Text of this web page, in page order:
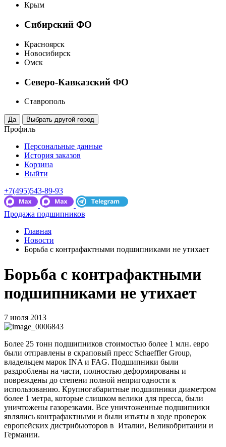
Крым
Сибирский ФО
Красноярск
Новосибирск
Омск
Северо-Кавказский ФО
Ставрополь
Профиль
Персональные данные
История заказов
Корзина
Выйти
+7(495)543-89-93
Продажа подшипников
Главная
Новости
Борьба с контрафактными подшипниками не утихает
Борьба с контрафактными
подшипниками не утихает
7 июля 2013
Более 25 тонн подшипников стоимостью более 1 млн. евро
были отправлены в скраповый пресс Schaeffler Group,
владельцем марок INA и FAG. Подшипники были
раздроблены на части, полностью деформированы и
повреждены до степени полной непригодности к
использованию. Крупногабаритные подшипники диаметром
более 1 метра, которые слишком велики для пресса, были
уничтожены газорезками. Все уничтоженные подшипники
являлись контрафактными и были изъяты в ходе проверок
европейских дистрибьюторов в Италии, Великобритании и
Германии.